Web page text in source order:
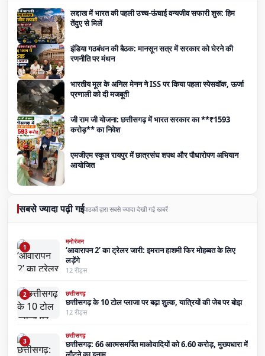
लद्दाख में भारत की पहली उच्च-ऊंचाई वन्यजीव सफारी शुरू: हिम
तेंदुए से मिलें
इंडिया गठबंधन की बैठक: मानसून सत्र में सरकार को घेरने की
रणनीति पर मंथन
भारतीय मूल के अनिल मेनन ने ISS पर किया पहला स्पेसवॉक, ऊर्जा
प्रणाली को दी मजबूती
जी राम जी योजना: छत्तीसगढ़ में भारत सरकार का **₹1593
करोड़** का निवेश
एमजीएम स्कूल रायपुर में छात्रसंघ शपथ और पौधारोपण अभियान
आयोजित
सबसे ज्यादा पढ़ी गईपाठकों द्वारा सबसे ज्यादा देखी गई खबरें
1
मनोरंजन
‘आवारापन 2’ का ट्रेलर जारी: इमरान हाशमी फिर मोहब्बत के लिए
लड़ेंगे
12 रीड्स
2 छत्तीसगढ़
छत्तीसगढ़ के 10 टोल प्लाजा पर बढ़ा शुल्क, यात्रियों की जेब पर बोझ
12 रीड्स
3
छत्तीसगढ़
छत्तीसगढ़: 66 आत्मसमर्पित माओवादियों को 6.60 करोड़, मुख्यधारा में